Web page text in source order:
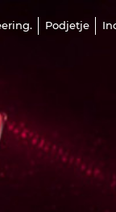
Podjetje